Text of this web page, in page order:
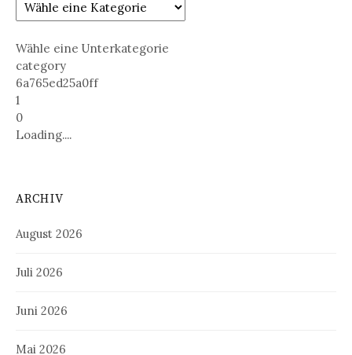
Wähle eine Unterkategorie
category
6a765ed25a0ff
1
0
Loading....
ARCHIV
August 2026
Juli 2026
Juni 2026
Mai 2026